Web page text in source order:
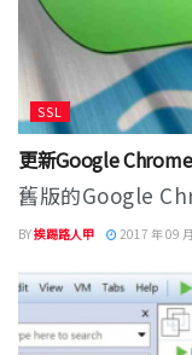
SSL
更新Google
舊版的Google
BY挨踢路人甲 2017 年 09